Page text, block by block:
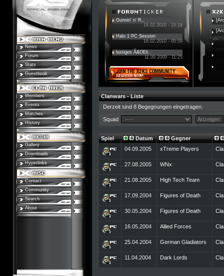
News
Forum
Stats
Guestbook
Members
Events
Matches
History
Gallery
Downloads
Hyperlinks
Contact
Community
Search
About
Gunnin' n' R..
16.02.2010 - 15:18
Halo 1 PC Session
16.02.2010 - 05:59
lustiges Ã&OEli..
11.09.2009 - 11:25
Clanwars - Liste
Derzeit sind 8 Begegnungen eingetragen.
Squad
Spiel Datum
Gegner
04.09.2005
xTreme Players
27.08.2005 WNx
21.08.2005 High Tech Team
17.09.2004 Figures of Death
30.05.2004 Figures of Death
16.05.2004 Allied Forces
25.04.2004 German Gladiators
11.04.2004 Dark Lords